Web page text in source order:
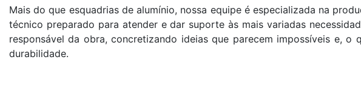
Mais do que esquadrias de alumínio, nossa equipe é especializada na
técnico preparado para atender e dar suporte às mais variadas
responsável da obra, concretizando ideias que parecem impossíveis e,
durabilidade.